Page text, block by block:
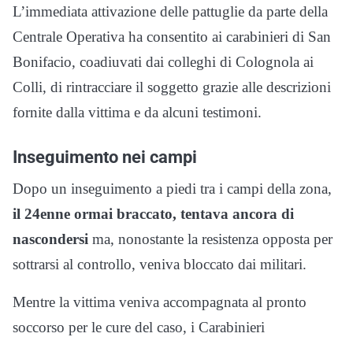
L’immediata attivazione delle pattuglie da parte della
Centrale Operativa ha consentito ai carabinieri di San
Bonifacio, coadiuvati dai colleghi di Colognola ai
Colli, di rintracciare il soggetto grazie alle descrizioni
fornite dalla vittima e da alcuni testimoni.
Inseguimento nei campi
Dopo un inseguimento a piedi tra i campi della zona,
il 24enne ormai braccato, tentava ancora di
nascondersi ma, nonostante la resistenza opposta per
sottrarsi al controllo, veniva bloccato dai militari.
Mentre la vittima veniva accompagnata al pronto
soccorso per le cure del caso, i Carabinieri